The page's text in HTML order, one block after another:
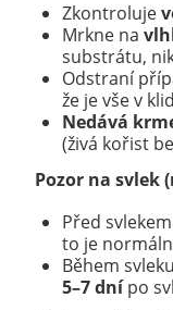
Zkontroluje
Mrkne na
substrátu,
Odstraní
že je vše v
Nedává
(živá kořist
Pozor na svlek
Před
to je
Během svleku
5–7 dnípo